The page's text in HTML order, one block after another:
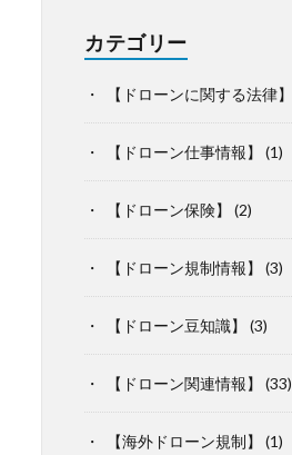
カテゴリー
【ドローンに関する法律】
【ドローン仕事情報】 (1)
【ドローン保険】 (2)
【ドローン規制情報】 (3)
【ドローン豆知識】 (3)
【ドローン関連情報】 (33)
【海外ドローン規制】 (1)